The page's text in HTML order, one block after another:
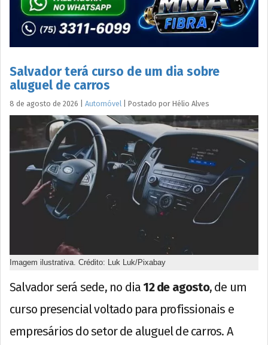
Salvador terá curso de um dia sobre
aluguel de carros
8 de agosto de 2026 Automóvel Postado por Hélio Alves
Imagem ilustrativa. Crédito: Luk Luk/Pixabay
Salvador será sede, no dia 12 de agosto, de um
curso presencial voltado para profissionais e
empresários do setor de aluguel de carros. A